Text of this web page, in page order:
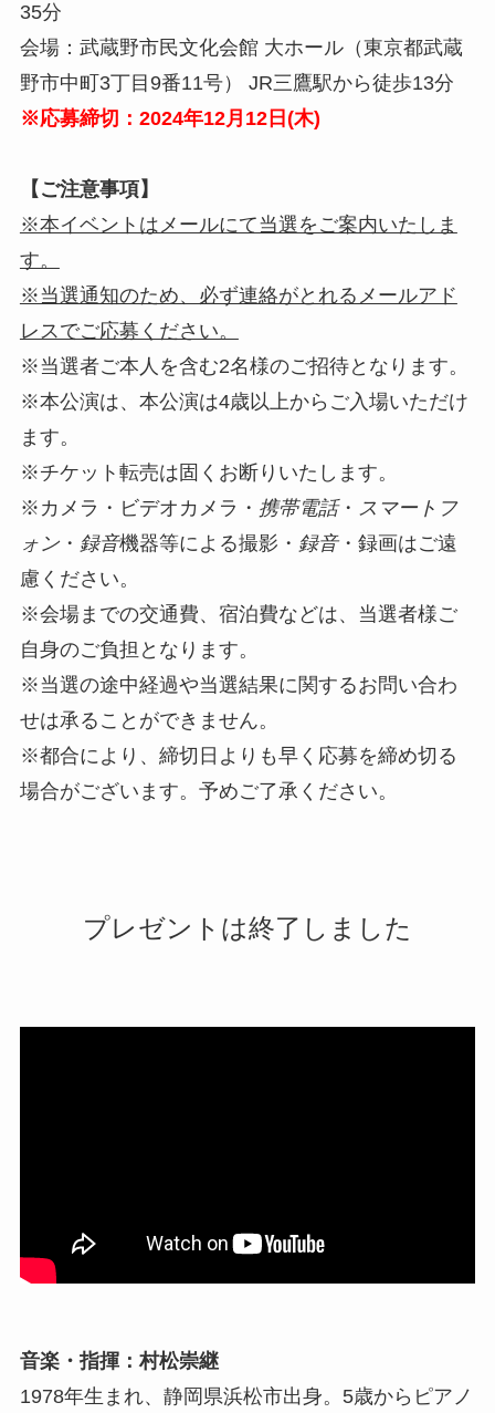
35分
会場：武蔵野市民文化会館 大ホール（東京都武蔵
野市中町3丁目9番11号） JR三鷹駅から徒歩13分
※応募締切：2024年12月12日(木)
【ご注意事項】
※本イベントはメールにて当選をご案内いたしま
す。
※当選通知のため、必ず連絡がとれるメールアド
レスでご応募ください。
※当選者ご本人を含む2名様のご招待となります。
※本公演は、本公演は4歳以上からご入場いただけ
ます。
※チケット転売は固くお断りいたします。
※カメラ・ビデオカメラ・ 携帯電話・ スマートフ
ォン・ 録音機器等による撮影・ 録音・録画はご遠
慮ください。
※会場までの交通費、宿泊費などは、当選者様ご
自身のご負担となります。
※当選の途中経過や当選結果に関するお問い合わ
せは承ることができません。
※都合により、締切日よりも早く応募を締め切る
場合がございます。予めご了承ください。
プレゼントは終了しました
音楽・指揮：村松崇継
1978年生まれ、静岡県浜松市出身。5歳からピアノ